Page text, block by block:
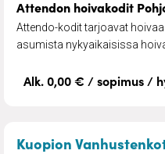
Attendon hoivakodit
Attendo-kodit tarjoavat
asumista nykyaikaisissa
Alk. 0,00 € / sopimus /
Kuopion